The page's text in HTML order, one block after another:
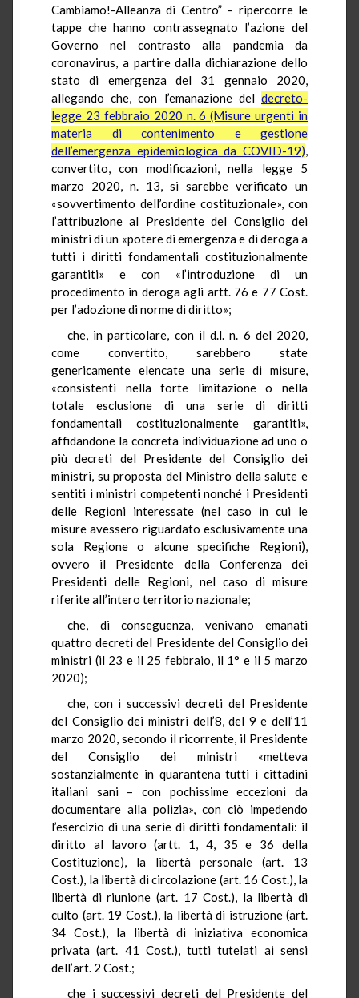
Cambiamo!-Alleanza di Centro” – ripercorre le
tappe che hanno contrassegnato l’azione del
Governo nel contrasto alla pandemia da
coronavirus, a partire dalla dichiarazione dello
stato di emergenza del 31 gennaio 2020,
allegando che, con l’emanazione del decreto-
legge 23 febbraio 2020 n. 6 (Misure urgenti in
materia di contenimento e gestione
dell’emergenza epidemiologica da COVID-19),
convertito, con modificazioni, nella legge 5
marzo 2020, n. 13, si sarebbe verificato un
«sovvertimento dell’ordine costituzionale», con
l’attribuzione al Presidente del Consiglio dei
ministri di un «potere di emergenza e di deroga a
tutti i diritti fondamentali costituzionalmente
garantiti» e con «l’introduzione di un
procedimento in deroga agli artt. 76 e 77 Cost.
per l’adozione di norme di diritto»;
che, in particolare, con il d.l. n. 6 del 2020,
come convertito, sarebbero state
genericamente elencate una serie di misure,
«consistenti nella forte limitazione o nella
totale esclusione di una serie di diritti
fondamentali costituzionalmente garantiti»,
affidandone la concreta individuazione ad uno o
più decreti del Presidente del Consiglio dei
ministri, su proposta del Ministro della salute e
sentiti i ministri competenti nonché i Presidenti
delle Regioni interessate (nel caso in cui le
misure avessero riguardato esclusivamente una
sola Regione o alcune specifiche Regioni),
ovvero il Presidente della Conferenza dei
Presidenti delle Regioni, nel caso di misure
riferite all’intero territorio nazionale;
che, di conseguenza, venivano emanati
quattro decreti del Presidente del Consiglio dei
ministri (il 23 e il 25 febbraio, il 1° e il 5 marzo
2020);
che, con i successivi decreti del Presidente
del Consiglio dei ministri dell’8, del 9 e dell’11
marzo 2020, secondo il ricorrente, il Presidente
del Consiglio dei ministri «metteva
sostanzialmente in quarantena tutti i cittadini
italiani sani – con pochissime eccezioni da
documentare alla polizia», con ciò impedendo
l’esercizio di una serie di diritti fondamentali: il
diritto al lavoro (artt. 1, 4, 35 e 36 della
Costituzione), la libertà personale (art. 13
Cost.), la libertà di circolazione (art. 16 Cost.), la
libertà di riunione (art. 17 Cost.), la libertà di
culto (art. 19 Cost.), la libertà di istruzione (art.
34 Cost.), la libertà di iniziativa economica
privata (art. 41 Cost.), tutti tutelati ai sensi
dell’art. 2 Cost.;
che i successivi decreti del Presidente del